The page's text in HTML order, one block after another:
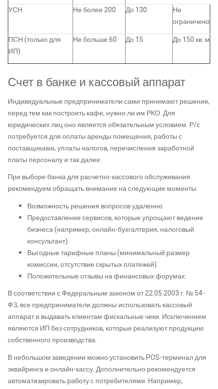
УСН
Не более 200 До 130
Не
ограничено
ПСН (только для
ИП)
Не больше 60 До 15 До 150 кв. м
Счет в банке и кассовый аппарат
Индивидуальные предприниматели сами принимают решение,
перед тем как построить кафе, нужно ли им РКО. Для
юридических лиц оно является обязательным условием. Р/с
потребуется для оплаты аренды помещения, работы с
поставщиками, уплаты налогов, перечисления заработной
платы персоналу и так далее.
При выборе банка для расчетно-кассового обслуживания
рекомендуем обращать внимание на следующие моменты:
Возможность решения вопросов удаленно.
Предоставление сервисов, которые упрощают ведение
бизнеса (например, онлайн-бухгалтерия, налоговый
консультант).
Выгодные тарифные планы (минимальный размер
комиссии, отсутствие скрытых платежей).
Положительные отзывы на финансовых форумах.
В соответствии с Федеральным законом от 22.05.2003 г. № 54-
ФЗ, все предприниматели должны использовать кассовый
аппарат и выдавать клиентам фискальные чеки. Исключением
являются ИП без сотрудников, которые реализуют продукцию
собственного производства.
В небольшом заведении можно установить POS-терминал для
эквайринга и онлайн-кассу. Дополнительно рекомендуется
автоматизировать работу с потребителями. Например,